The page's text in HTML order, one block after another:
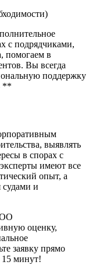
с подрядчиками,
помогаем в
Вы всегда
поддержку
**
выявлять
в спорах с
имеют все
опыт, а
и
оценку,
заявку прямо
15 минут!